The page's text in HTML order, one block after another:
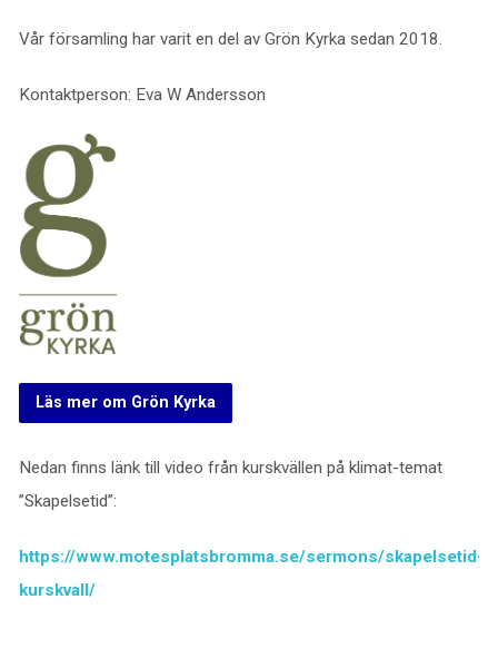
Vår församling har varit en del av Grön Kyrka sedan 2018.
Kontaktperson: Eva W Andersson
Läs mer om Grön Kyrka
Nedan finns länk till video från kurskvällen på klimat-temat
”Skapelsetid”:
https://www.motesplatsbromma.se/sermons/skapelsetid-
kurskvall/